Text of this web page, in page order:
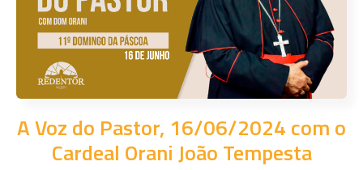
A Voz do Pastor, 16/06/2024 com o
Cardeal Orani João Tempesta